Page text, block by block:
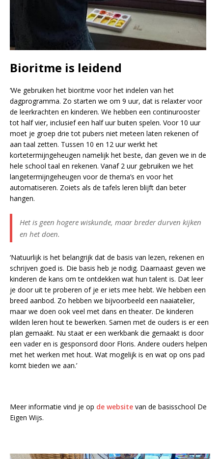
Bioritme is leidend
‘We gebruiken het bioritme voor het indelen van het
dagprogramma. Zo starten we om 9 uur, dat is relaxter voor
de leerkrachten en kinderen. We hebben een continurooster
tot half vier, inclusief een half uur buiten spelen. Voor 10 uur
moet je groep drie tot pubers niet meteen laten rekenen of
aan taal zetten. Tussen 10 en 12 uur werkt het
kortetermijngeheugen namelijk het beste, dan geven we in de
hele school taal en rekenen. Vanaf 2 uur gebruiken we het
langetermijngeheugen voor de thema’s en voor het
automatiseren. Zoiets als de tafels leren blijft dan beter
hangen.
Het is geen hogere wiskunde, maar breder durven kijken
en het doen.
‘Natuurlijk is het belangrijk dat de basis van lezen, rekenen en
schrijven goed is. Die basis heb je nodig. Daarnaast geven we
kinderen de kans om te ontdekken wat hun talent is. Dat leer
je door uit te proberen of je er iets mee hebt. We hebben een
breed aanbod. Zo hebben we bijvoorbeeld een naaiatelier,
maar we doen ook veel met dans en theater. De kinderen
wilden leren hout te bewerken. Samen met de ouders is er een
plan gemaakt. Nu staat er een werkbank die gemaakt is door
een vader en is gesponsord door Floris. Andere ouders helpen
met het werken met hout. Wat mogelijk is en wat op ons pad
komt bieden we aan.’
Meer informatie vind je op de website van de basisschool De
Eigen Wijs.